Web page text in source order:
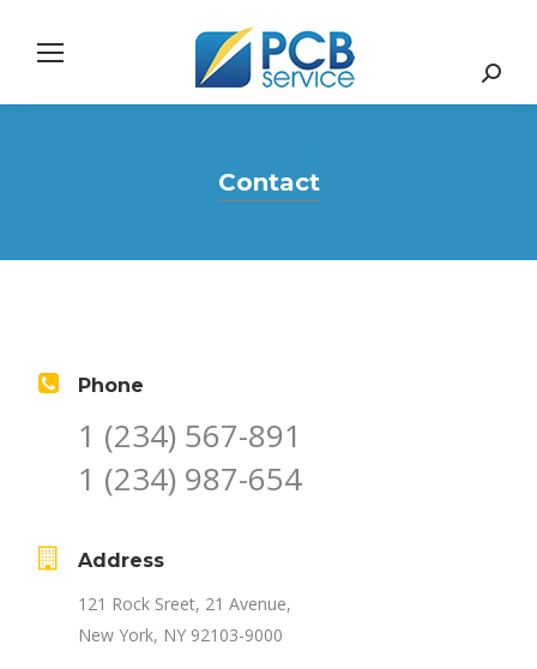
Search:
Contact
Phone
1 (234) 567-891
1 (234) 987-654
Address
121 Rock Sreet, 21 Avenue,
New York, NY 92103-9000